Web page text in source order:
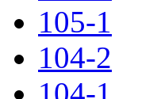
105-1
104-2